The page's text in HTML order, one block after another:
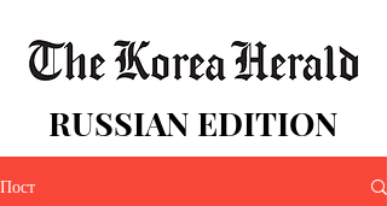
RUSSIAN EDITION
Пост